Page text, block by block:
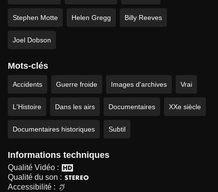
Stephen Motte Helen Gregg Billy Reeves
Joel Dobson
Mots-clés
Accidents Guerre froide Images d'archives Vrai
L'Histoire Dans les airs Documentaires XXe siècle
Documentaires historiques Subtil
Informations techniques
Qualité Vidéo :
Qualité du son :
Accessibilité :